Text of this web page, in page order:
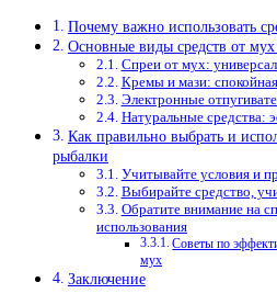
Почему важно использовать
Основные виды средств от
Спреи от мух:
Кремы и мази:
Электронные
Натуральные средства:
Как правильно выбрать и
рыбалки
Учитывайте условия и
Выбирайте средство,
Обратите внимание на
использования
Советы по
мух
Заключение